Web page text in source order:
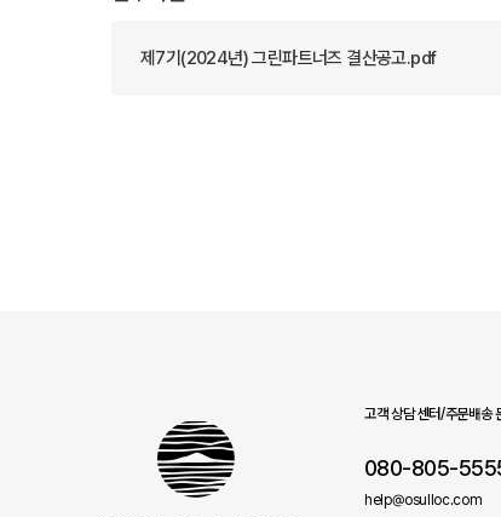
제7기(2024년) 그린파트너즈 결산공고.pdf
고객 상담 센터/주문배송
080-805-
help@osulloc.com